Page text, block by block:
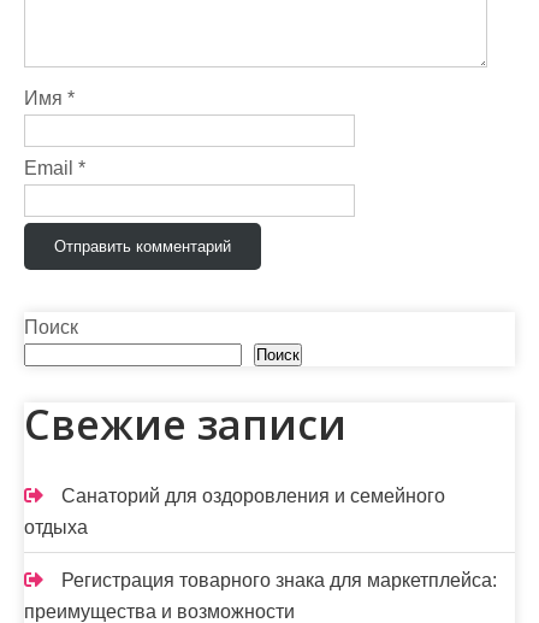
з
а
п
и
с
м
Имя *
Email *
Поиск
Поиск
Свежие записи
Санаторий для оздоровления и семейного
отдыха
Регистрация товарного знака для маркетплейса:
преимущества и возможности